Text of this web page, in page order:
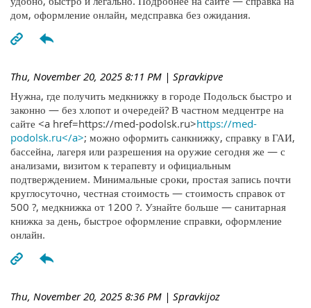
дом, оформление онлайн, медсправка без ожидания.
Thu, November 20, 2025 8:11 PM | Spravkipve
Нужна, где получить медкнижку в городе Подольск быстро и
законно — без хлопот и очередей? В частном медцентре на
сайте <a href=https://med-podolsk.ru>https://med-
podolsk.ru</a>; можно оформить санкнижку, справку в ГАИ,
бассейна, лагеря или разрешения на оружие сегодня же — с
анализами, визитом к терапевту и официальным
подтверждением. Минимальные сроки, простая запись почти
круглосуточно, честная стоимость — стоимость справок от
500 ?, медкнижка от 1200 ?. Узнайте больше — санитарная
книжка за день, быстрое оформление справки, оформление
онлайн.
Thu, November 20, 2025 8:36 PM | Spravkijoz